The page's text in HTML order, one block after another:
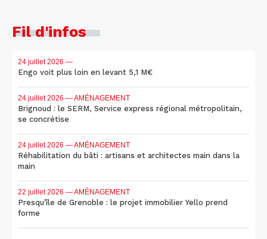
Fil d'infos
24 juillet 2026 —
Engo voit plus loin en levant 5,1 M€
24 juillet 2026 — AMÉNAGEMENT
Brignoud : le SERM, Service express régional métropolitain,
se concrétise
24 juillet 2026 — AMÉNAGEMENT
Réhabilitation du bâti : artisans et architectes main dans la
main
22 juillet 2026 — AMÉNAGEMENT
Presqu'île de Grenoble : le projet immobilier Yello prend
forme